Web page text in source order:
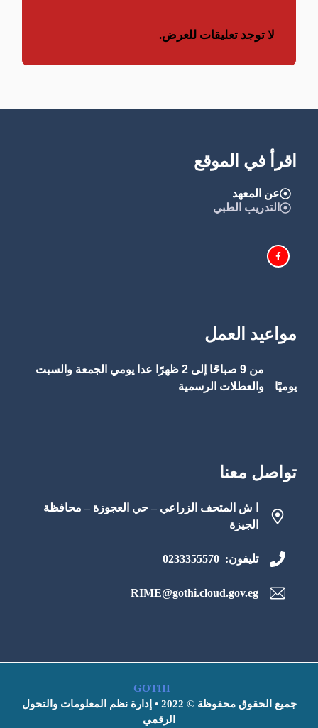
لا توجد تعليقات للعرض.
اقرأ في الموقع
عن المعهد
التدريب الطبي
مواعيد العمل
يوميًا
من 9 صباحًا إلى 2 ظهرًا عدا يومي الجمعة والسبت
والعطلات الرسمية
تواصل معنا
ا ش المتحف الزراعي – حي العجوزة – محافظة
الجيزة
تليفون: 0233355570
RIME@gothi.cloud.gov.eg
GOTHI
جميع الحقوق محفوظة © 2022 • إدارة نظم المعلومات والتحول
الرقمي